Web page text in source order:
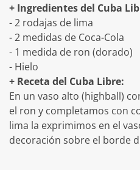
+ Ingredientes del Cuba
- 2 rodajas de lima
- 2 medidas de Coca-Cola
- 1 medida de ron (dorado)
- Hielo
+ Receta del Cuba Libre:
En un vaso alto (highball)
el ron y completamos con
lima la exprimimos en el
decoración sobre el borde